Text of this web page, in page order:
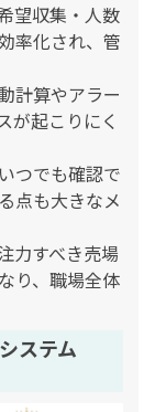
望収集・人数
率化され、管
計算やアラー
が起こりにく
つでも確認で
点も大きなメ
力すべき売場
り、職場全体
ステム